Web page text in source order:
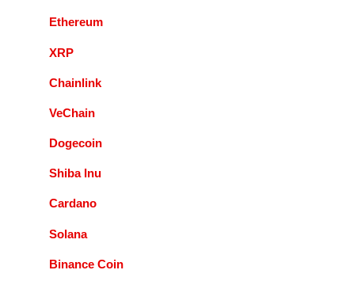
Ethereum
XRP
Chainlink
VeChain
Dogecoin
Shiba Inu
Cardano
Solana
Binance Coin